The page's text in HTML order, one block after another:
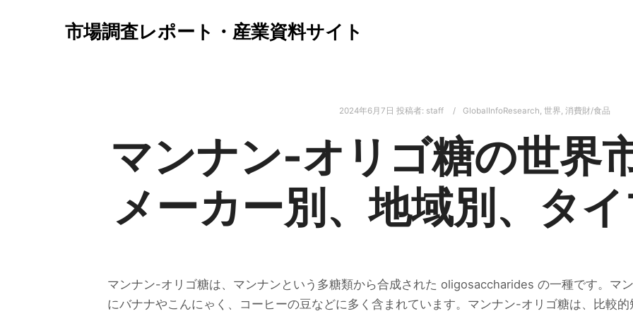
市場調査レポート・産業資料サイト
2024年6月7日 投稿者: staff GlobalInfoResearch, 世界, 消費財/食品
マンナン-オリゴ糖の世界
メーカー別、地域別、タ
マンナン-オリゴ糖は、マンナンという多糖類から合成された oligosaccharides の一種です。マ
にバナナやこんにゃく、コーヒーの豆などに多く含まれています。マンナン-オリゴ糖は、比較